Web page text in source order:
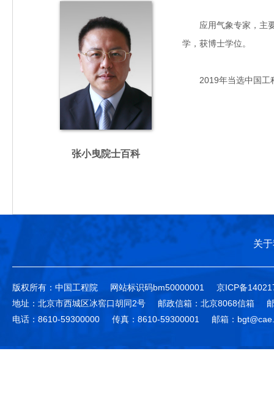
张小曳院士百科
应用气象专家，主要
学，获博士学位。
2019年当选中国工
关
版权所有：中国工程院 网站标识码bm50000001
京ICP备
地址：北京市西城区冰窖口胡同2号
邮政信箱：北京8068信箱
电话：8610-59300000
传真：8610-59300001 邮箱：